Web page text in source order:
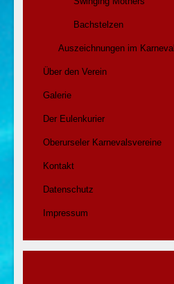
Bachstelzen
Auszeichnungen im Karneval
Über den Verein
Galerie
Der Eulenkurier
Oberurseler Karnevalsvereine
Kontakt
Datenschutz
Impressum